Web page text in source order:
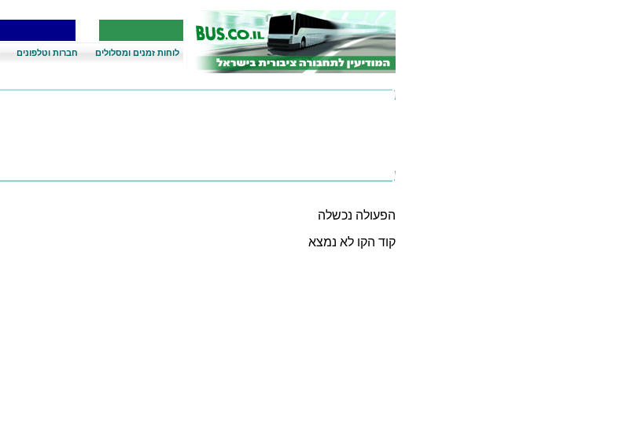
לוחות זמנים ומסלולים חברות וטלפונים
הפעולה נכשלה
קוד הקו לא נמצא